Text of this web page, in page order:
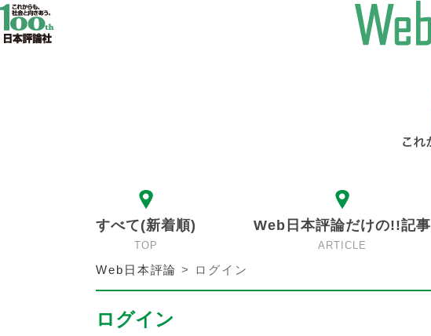
すべて(新着順)
TOP
Web日本評論だけの!!記事
ARTICLE
Web日本評論 > ログイン
ログイン